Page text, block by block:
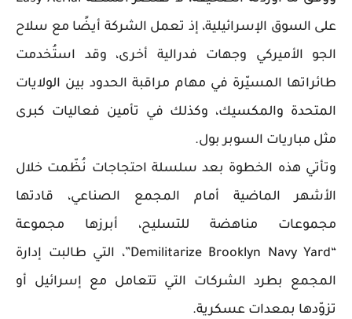
على السوق الإسرائيلية، إذ تعمل الشركة أيضًا مع سلاح
الجو الأميركي وجهات فدرالية أخرى، وقد استُخدمت
طائراتها المسيّرة في مهام مراقبة الحدود بين الولايات
المتحدة والمكسيك، وكذلك في تأمين فعاليات كبرى
مثل مباريات السوبر بول.
وتأتي هذه الخطوة بعد سلسلة احتجاجات نُظّمت خلال
الأشهر الماضية أمام المجمع الصناعي، قادتها
مجموعات مناهضة للتسليح، أبرزها مجموعة
“Demilitarize Brooklyn Navy Yard”، التي طالبت إدارة
المجمع بطرد الشركات التي تتعامل مع إسرائيل أو
تزوّدها بمعدات عسكرية.